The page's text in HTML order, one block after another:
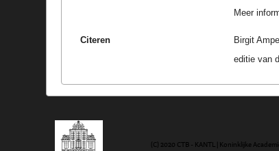
Meer
Citeren
Birgit
editie van
(C) 2020 CTB - KANTL | Koninklijke